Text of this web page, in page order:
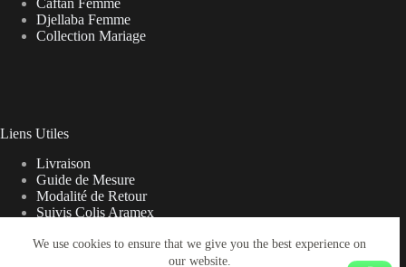
We use cookies to ensure that we give you the best experience on
our website.
Caftan Femme
Djellaba Femme
Collection Mariage
Liens Utiles
Livraison
Guide de Mesure
Modalité de Retour
Suivis Colis Aramex